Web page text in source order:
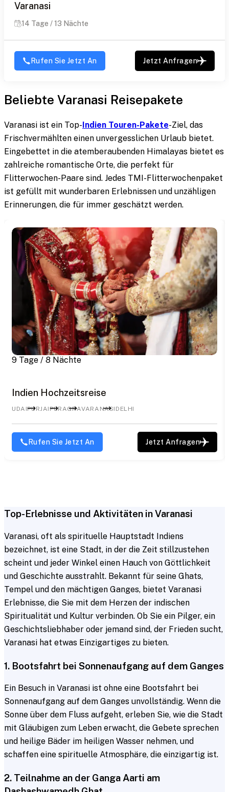
Varanasi
14 Tage / 13 Nächte
Rufen Sie Jetzt An Jetzt Anfragen
Beliebte Varanasi Reisepakete
Varanasi ist ein Top-Indien Touren-Pakete-Ziel, das
Frischvermählten einen unvergesslichen Urlaub bietet.
Eingebettet in die atemberaubenden Himalayas bietet es
zahlreiche romantische Orte, die perfekt für
Flitterwochen-Paare sind. Jedes TMI-Flitterwochenpaket
ist gefüllt mit wunderbaren Erlebnissen und unzähligen
Erinnerungen, die für immer geschätzt werden.
9 Tage / 8 Nächte
Indien Hochzeitsreise
UDAIPURJAIPURAGRAVARANASI DELHI
Rufen Sie Jetzt An Jetzt Anfragen
Top-Erlebnisse und Aktivitäten in Varanasi
Varanasi, oft als spirituelle Hauptstadt Indiens
bezeichnet, ist eine Stadt, in der die Zeit stillzustehen
scheint und jeder Winkel einen Hauch von Göttlichkeit
und Geschichte ausstrahlt. Bekannt für seine Ghats,
Tempel und den mächtigen Ganges, bietet Varanasi
Erlebnisse, die Sie mit dem Herzen der indischen
Spiritualität und Kultur verbinden. Ob Sie ein Pilger, ein
Geschichtsliebhaber oder jemand sind, der Frieden sucht,
Varanasi hat etwas Einzigartiges zu bieten.
1. Bootsfahrt bei Sonnenaufgang auf dem Ganges
Ein Besuch in Varanasi ist ohne eine Bootsfahrt bei
Sonnenaufgang auf dem Ganges unvollständig. Wenn die
Sonne über dem Fluss aufgeht, erleben Sie, wie die Stadt
mit Gläubigen zum Leben erwacht, die Gebete sprechen
und heilige Bäder im heiligen Wasser nehmen, und
schaffen eine spirituelle Atmosphäre, die einzigartig ist.
2. Teilnahme an der Ganga Aarti am